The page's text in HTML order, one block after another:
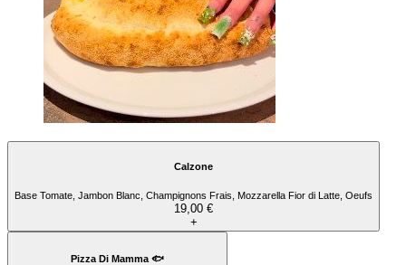
Calzone
Base Tomate, Jambon Blanc, Champignons Frais, Mozzarella Fior di Latte, Oeufs
19,00 €
+
Pizza Di Mamma 🐟